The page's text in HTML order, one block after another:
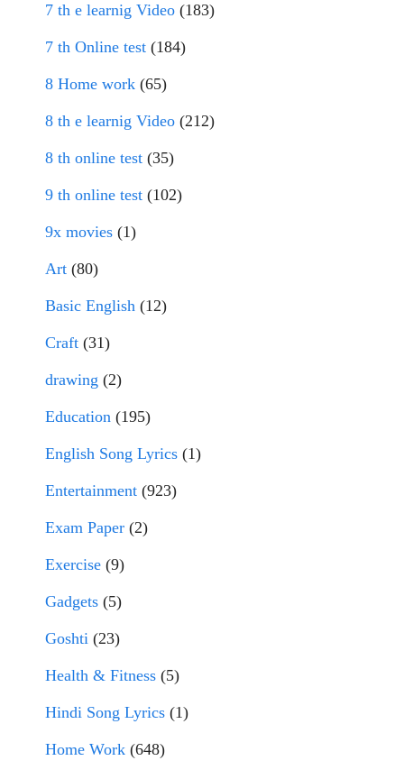
7 th e learnig Video (183)
7 th Online test (184)
8 Home work (65)
8 th e learnig Video (212)
8 th online test (35)
9 th online test (102)
9x movies (1)
Art (80)
Basic English (12)
Craft (31)
drawing (2)
Education (195)
English Song Lyrics (1)
Entertainment (923)
Exam Paper (2)
Exercise (9)
Gadgets (5)
Goshti (23)
Health & Fitness (5)
Hindi Song Lyrics (1)
Home Work (648)